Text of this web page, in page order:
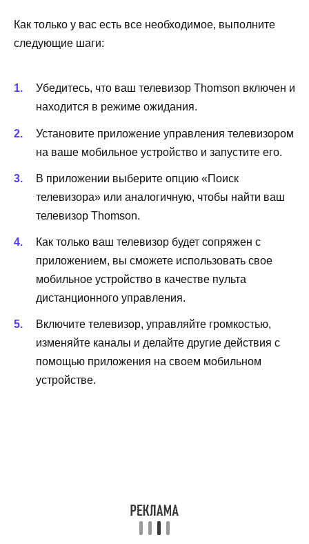
Как только у вас есть все необходимое, выполните
следующие шаги:
Убедитесь, что ваш телевизор Thomson включен и
находится в режиме ожидания.
Установите приложение управления телевизором
на ваше мобильное устройство и запустите его.
В приложении выберите опцию «Поиск
телевизора» или аналогичную, чтобы найти ваш
телевизор Thomson.
Как только ваш телевизор будет сопряжен с
приложением, вы сможете использовать свое
мобильное устройство в качестве пульта
дистанционного управления.
Включите телевизор, управляйте громкостью,
изменяйте каналы и делайте другие действия с
помощью приложения на своем мобильном
устройстве.